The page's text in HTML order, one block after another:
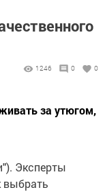
1246 0 0
за утюгом,
Эксперты
выбрать